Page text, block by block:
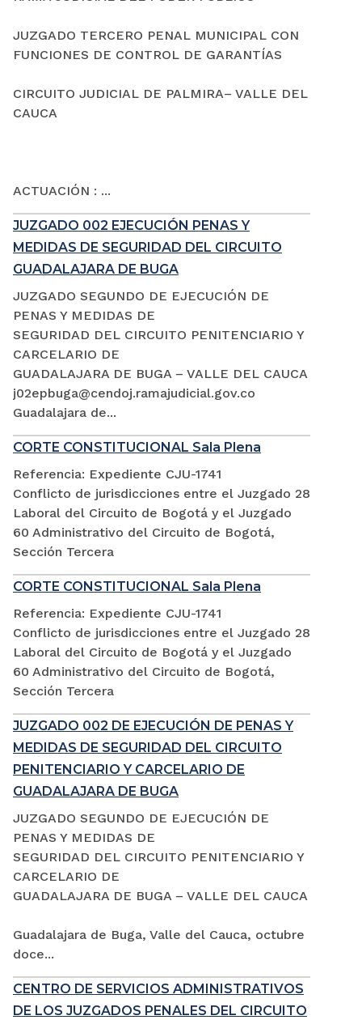
JUZGADO TERCERO PENAL MUNICIPAL CON
FUNCIONES DE CONTROL DE GARANTÍAS
CIRCUITO JUDICIAL DE PALMIRA– VALLE DEL
CAUCA
ACTUACIÓN : ...
JUZGADO 002 EJECUCIÓN PENAS Y
MEDIDAS DE SEGURIDAD DEL CIRCUITO
GUADALAJARA DE BUGA
JUZGADO SEGUNDO DE EJECUCIÓN DE
PENAS Y MEDIDAS DE
SEGURIDAD DEL CIRCUITO PENITENCIARIO Y
CARCELARIO DE
GUADALAJARA DE BUGA – VALLE DEL CAUCA
j02epbuga@cendoj.ramajudicial.gov.co
Guadalajara de...
CORTE CONSTITUCIONAL Sala Plena
Referencia: Expediente CJU-1741
Conflicto de jurisdicciones entre el Juzgado 28
Laboral del Circuito de Bogotá y el Juzgado
60 Administrativo del Circuito de Bogotá,
Sección Tercera
CORTE CONSTITUCIONAL Sala Plena
Referencia: Expediente CJU-1741
Conflicto de jurisdicciones entre el Juzgado 28
Laboral del Circuito de Bogotá y el Juzgado
60 Administrativo del Circuito de Bogotá,
Sección Tercera
JUZGADO 002 DE EJECUCIÓN DE PENAS Y
MEDIDAS DE SEGURIDAD DEL CIRCUITO
PENITENCIARIO Y CARCELARIO DE
GUADALAJARA DE BUGA
JUZGADO SEGUNDO DE EJECUCIÓN DE
PENAS Y MEDIDAS DE
SEGURIDAD DEL CIRCUITO PENITENCIARIO Y
CARCELARIO DE
GUADALAJARA DE BUGA – VALLE DEL CAUCA
Guadalajara de Buga, Valle del Cauca, octubre
doce...
CENTRO DE SERVICIOS ADMINISTRATIVOS
DE LOS JUZGADOS PENALES DEL CIRCUITO